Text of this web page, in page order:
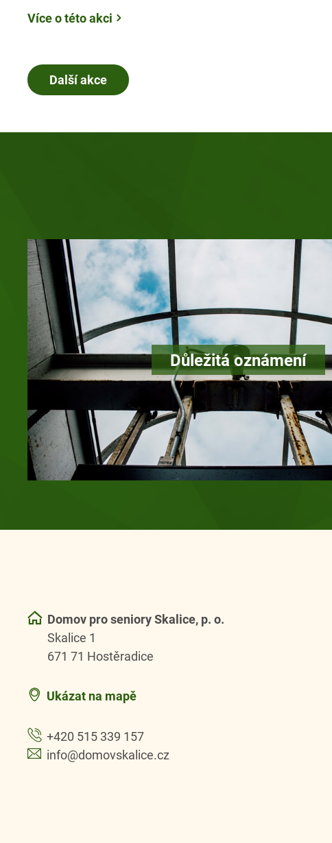
Více o této akci
Další akce
Důležitá oznámení
Domov pro seniory Skalice, p. o.
Skalice 1
671 71 Hostěradice
Ukázat na mapě
+420 515 339 157
info@domovskalice.cz